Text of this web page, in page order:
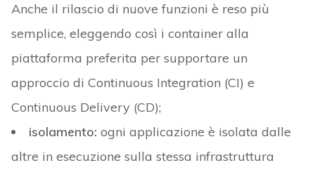
Anche il rilascio di nuove funzioni è reso più
semplice, eleggendo così i container alla
piattaforma preferita per supportare un
approccio di Continuous Integration (CI) e
Continuous Delivery (CD);
isolamento: ogni applicazione è isolata dalle
altre in esecuzione sulla stessa infrastruttura